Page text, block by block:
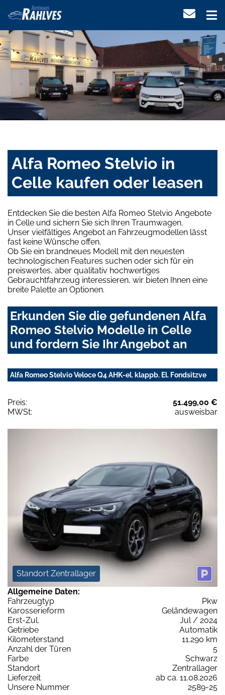
Alfa Romeo Stelvio in
Celle kaufen oder leasen
Entdecken Sie die besten Alfa Romeo Stelvio Angebote
in Celle und sichern Sie sich Ihren Traumwagen.
Unser vielfältiges Angebot an Fahrzeugmodellen lässt
fast keine Wünsche offen.
Ob Sie ein brandneues Modell mit den neuesten
technologischen Features suchen oder sich für ein
preiswertes, aber qualitativ hochwertiges
Gebrauchtfahrzeug interessieren, wir bieten Ihnen eine
breite Palette an Optionen.
Erkunden Sie die gefundenen Alfa
Romeo Stelvio Modelle in Celle
und fordern Sie Ihr Angebot an
Alfa Romeo Stelvio Veloce Q4 AHK-el. klappb. El. Fondsitzve
Preis:
51.499,00 €
MWSt:
ausweisbar
Standort Zentrallager
Allgemeine Daten:
Fahrzeugtyp
Pkw
Karosserieform
Geländewagen
Erst-Zul.
Jul / 2024
Getriebe
Automatik
Kilometerstand
11.290 km
Anzahl der Türen
5
Farbe
Schwarz
Standort
Zentrallager
Lieferzeit
ab ca. 11.08.2026
Unsere Nummer
2589-25